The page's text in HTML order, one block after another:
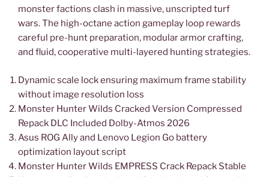
monster factions clash in massive, unscripted turf
wars. The high-octane action gameplay loop rewards
careful pre-hunt preparation, modular armor crafting,
and fluid, cooperative multi-layered hunting strategies.
Dynamic scale lock ensuring maximum frame stability
without image resolution loss
Monster Hunter Wilds Cracked Version Compressed
Repack DLC Included Dolby-Atmos 2026
Asus ROG Ally and Lenovo Legion Go battery
optimization layout script
Monster Hunter Wilds EMPRESS Crack Repack Stable